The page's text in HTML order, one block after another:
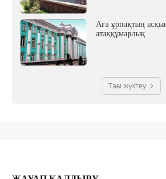
Аға ұрпақтың
атаққұмарлық
Тағы жүктеу